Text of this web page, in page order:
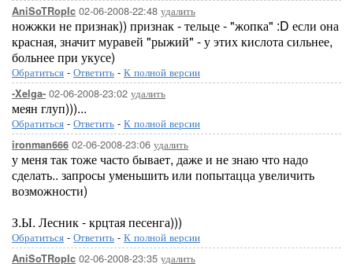
AniSoTRopIc 02-06-2008-22:48 удалить
ножжки не признак)) признак - тельце - "жопка" :D если она
красная, значит муравей "рыжий" - у этих кислота сильнее,
больнее при укусе)
Обратиться - Ответить - К полной версии
-Xelga- 02-06-2008-23:02 удалить
меян глуп)))...
Обратиться - Ответить - К полной версии
ironman666 02-06-2008-23:06 удалить
у меня так тоже часто бывает, даже и не знаю что надо
сделать.. запросы уменьшить или попытацца увеличить
возможности)
З.Ы. Лесник - крцтая песенга)))
Обратиться - Ответить - К полной версии
AniSoTRopIc 02-06-2008-23:35 удалить